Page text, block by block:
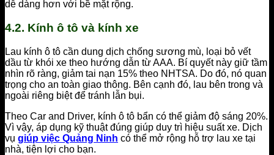
dễ dàng hơn với bề mặt rộng.
4.2. Kính ô tô và kính xe
Lau kính ô tô cần dung dịch chống sương mù, loại bỏ vết
dầu từ khói xe theo hướng dẫn từ AAA. Bí quyết này giữ tầm
nhìn rõ ràng, giảm tai nạn 15% theo NHTSA. Do đó, nó quan
trọng cho an toàn giao thông. Bên cạnh đó, lau bên trong và
ngoài riêng biệt để tránh lẫn bụi.
Theo Car and Driver, kính ô tô bẩn có thể giảm độ sáng 20%.
Vì vậy, áp dụng kỹ thuật đúng giúp duy trì hiệu suất xe. Dịch
vụ giúp việc Quảng Ninh có thể mở rộng hỗ trợ lau xe tại
nhà, tiện lợi cho bạn.